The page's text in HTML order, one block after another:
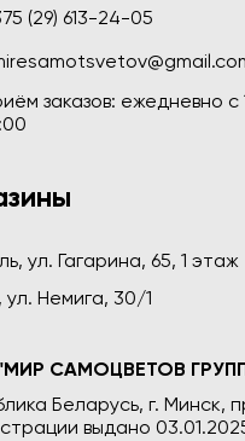
(29) 613-24-05
заказов: ежедневно c
ул. Гагарина, 65, 1 этаж
ул. Немига, 30/1
САМОЦВЕТОВ
Беларусь, г. Минск,
выдано